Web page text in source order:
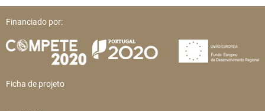
Financiado por:
Ficha de projeto